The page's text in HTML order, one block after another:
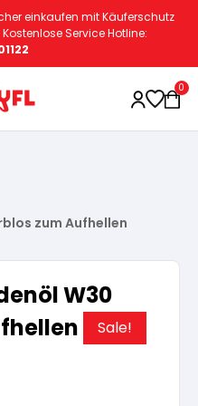
einkaufen mit Käuferschutz
Kostenlose Service Hotline:
0
zum Aufhellen
W30
Sale!